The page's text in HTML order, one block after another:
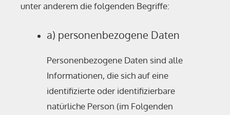
unter anderem die folgenden Begriffe:
a) personenbezogene Daten
Personenbezogene Daten sind alle
Informationen, die sich auf eine
identifizierte oder identifizierbare
natürliche Person (im Folgenden